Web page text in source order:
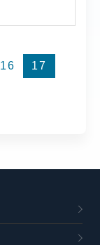
16
17